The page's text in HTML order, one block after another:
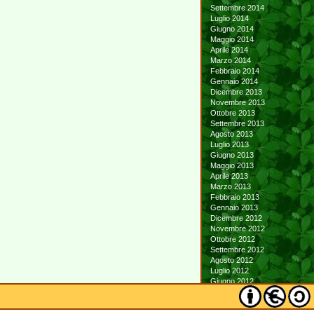
Settembre 2014
Luglio 2014
Giugno 2014
Maggio 2014
Aprile 2014
Marzo 2014
Febbraio 2014
Gennaio 2014
Dicembre 2013
Novembre 2013
Ottobre 2013
Settembre 2013
Agosto 2013
Luglio 2013
Giugno 2013
Maggio 2013
Aprile 2013
Marzo 2013
Febbraio 2013
Gennaio 2013
Dicembre 2012
Novembre 2012
Ottobre 2012
Settembre 2012
Agosto 2012
Luglio 2012
Giugno 2012
Maggio 2012
Aprile 2012